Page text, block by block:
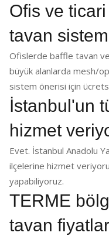
Ofis ve
tavan
Ofislerde baffle tavan
büyük alanlarda mesh/
sistem önerisi için
İstanbul'un
hizmet
Evet. İstanbul Anadolu
ilçelerine hizmet
yapabiliyoruz.
TERME
tavan